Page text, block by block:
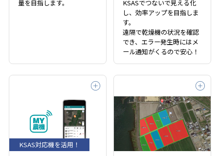
量を目指します。
KSASでつないで見える化
し、効率アップを目指しま
す。
遠隔で乾燥機の状況を確認
でき、エラー発生時にはメ
ール通知がくるので安心！
KSAS対応機を活用！